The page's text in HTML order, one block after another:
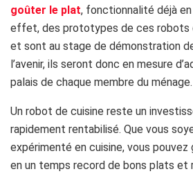
goûter le plat, fonctionnalité déjà
effet, des prototypes de ces robots
et sont au stage de démonstration
l’avenir, ils seront donc en mesure
palais de chaque membre du ménage.
Un robot de cuisine reste un
rapidement rentabilisé. Que vous
expérimenté en cuisine, vous
en un temps record de bons plats et